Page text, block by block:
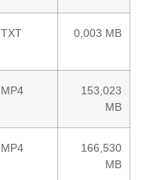
TXT 0,003 MB
MP4
153,023
MB
MP4
166,530
MB